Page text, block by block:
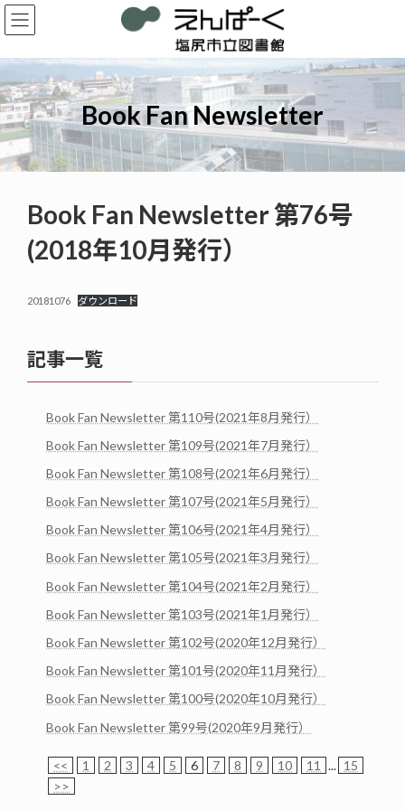
コ
ン
ン
ツ
へ
ス
キ
ッ
プ
ナ
ビ
ー
シ
ョ
ン
に
移
動
Book Fan Newsletter
Book Fan Newsletter 第76号
(2018年10月発行）
20181076 ダウンロード
記事一覧
Book Fan Newsletter 第110号(2021年8月発行）
Book Fan Newsletter 第109号(2021年7月発行）
Book Fan Newsletter 第108号(2021年6月発行）
Book Fan Newsletter 第107号(2021年5月発行）
Book Fan Newsletter 第106号(2021年4月発行）
Book Fan Newsletter 第105号(2021年3月発行）
Book Fan Newsletter 第104号(2021年2月発行）
Book Fan Newsletter 第103号(2021年1月発行）
Book Fan Newsletter 第102号(2020年12月発行）
Book Fan Newsletter 第101号(2020年11月発行）
Book Fan Newsletter 第100号(2020年10月発行）
Book Fan Newsletter 第99号(2020年9月発行）
<< 1 2 3 4 5 6 7 8 9 10 11 ... 15
>>